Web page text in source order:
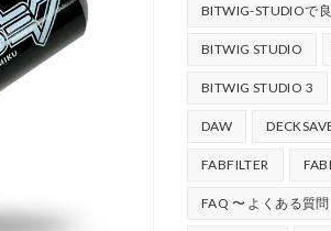
BITWIG-STUDIOで
BITWIG STUDIO
BITWIG STUDIO 3
DAW
FABFILTER
FAQ 〜 よくある質問